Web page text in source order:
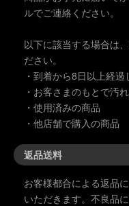
ルでご連絡ください。
以下に該当する場合は
ださい。
・到着から8日以上経過
・お客さまのもとで汚
・使用済みの商品
・他店舗で購入の商品
返品送料
お客様都合による返品
いただきます。不良品